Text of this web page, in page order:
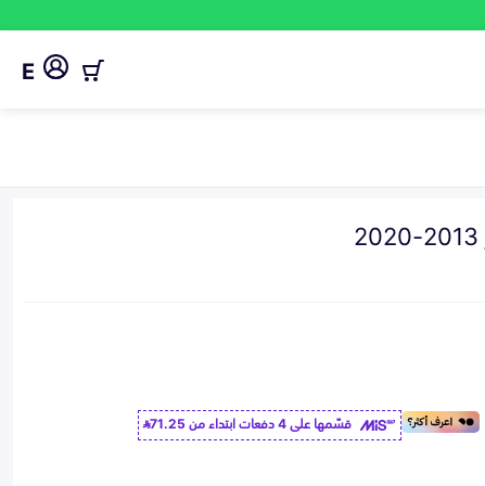
E
قسّمها على 4 دفعات ابتداء من
71.25